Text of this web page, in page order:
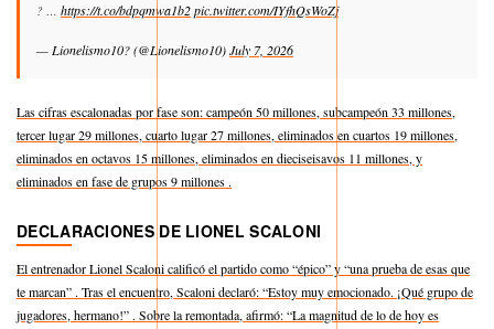
? … https://t.co/bdpqmwa1b2pic.twitter.com/IYfhQsWoZj
— Lionelismo10? (@Lionelismo10)July 7, 2026
Las cifras escalonadas por fase son: campeón 50 millones, subcampeón 33 millones,
tercer lugar 29 millones, cuarto lugar 27 millones, eliminados en cuartos 19 millones,
eliminados en octavos 15 millones, eliminados en dieciseisavos 11 millones, y
eliminados en fase de grupos 9 millones .
DECLARACIONES DE LIONEL SCALONI
El entrenador Lionel Scaloni calificó el partido como “épico” y “una prueba de esas que
te marcan” . Tras el encuentro, Scaloni declaró: “Estoy muy emocionado. ¡Qué grupo de
jugadores, hermano!” . Sobre la remontada, afirmó: “La magnitud de lo de hoy es